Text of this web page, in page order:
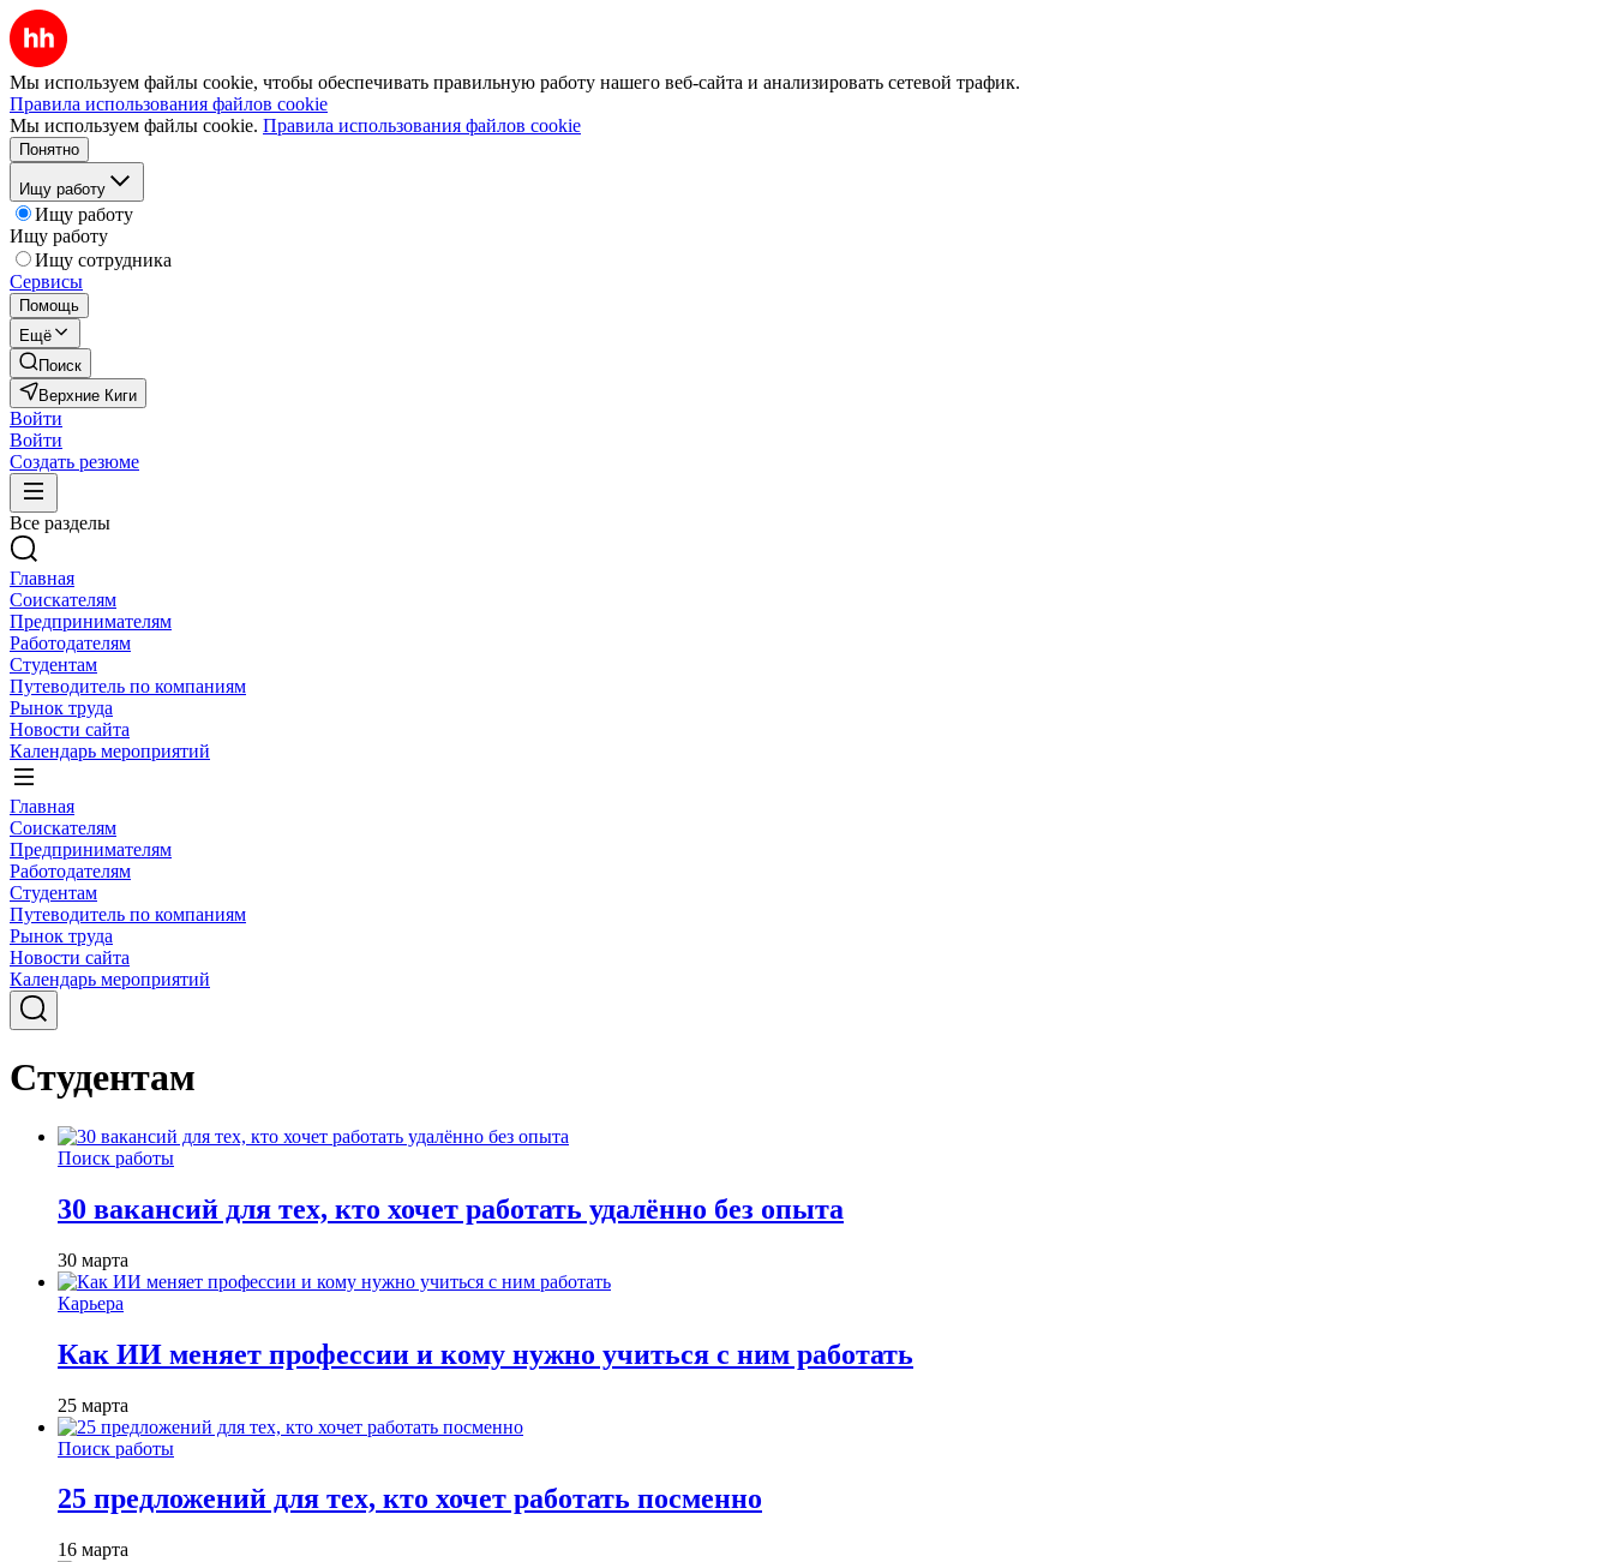
Мы используем файлы cookie, чтобы обеспечивать правильную работу нашего веб-сайта и анализировать сетевой трафик.
Правила использования файлов cookie
Мы используем файлы cookie. Правила использования файлов cookie
Понятно
Ищу работу
Ищу работу
Ищу работу
Ищу сотрудника
Сервисы
Помощь
Ещё
Поиск
Верхние Киги
Войти
Войти
Создать резюме
Все разделы
Главная
Соискателям
Предпринимателям
Работодателям
Студентам
Путеводитель по компаниям
Рынок труда
Новости сайта
Календарь мероприятий
Главная
Соискателям
Предпринимателям
Работодателям
Студентам
Путеводитель по компаниям
Рынок труда
Новости сайта
Календарь мероприятий
Студентам
Поиск работы
30 вакансий для тех, кто хочет работать удалённо без опыта
30 марта
Карьера
Как ИИ меняет профессии и кому нужно учиться с ним работать
25 марта
Поиск работы
25 предложений для тех, кто хочет работать посменно
16 марта